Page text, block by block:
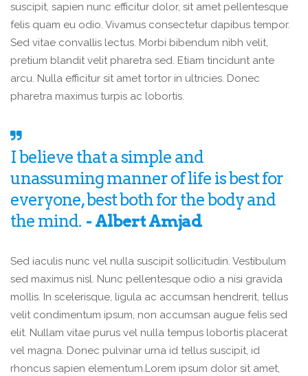
suscipit, sapien nunc efficitur dolor, sit amet pellentesque
felis quam eu odio. Vivamus consectetur dapibus tempor.
Sed vitae convallis lectus. Morbi bibendum nibh velit,
pretium blandit velit pharetra sed. Etiam tincidunt ante
arcu. Nulla efficitur sit amet tortor in ultricies. Donec
pharetra maximus turpis ac lobortis.
I believe that a simple and
unassuming manner of life is best for
everyone, best both for the body and
the mind.
Albert Amjad
Sed iaculis nunc vel nulla suscipit sollicitudin. Vestibulum
sed maximus nisl. Nunc pellentesque odio a nisi gravida
mollis. In scelerisque, ligula ac accumsan hendrerit, tellus
velit condimentum ipsum, non accumsan augue felis sed
elit. Nullam vitae purus vel nulla tempus lobortis placerat
vel magna. Donec pulvinar urna id tellus suscipit, id
rhoncus sapien elementum.Lorem ipsum dolor sit amet,